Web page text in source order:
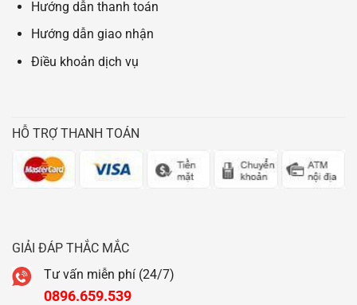
Hướng dẫn thanh toán
Hướng dẫn giao nhận
Điều khoản dịch vụ
HỖ TRỢ THANH TOÁN
GIẢI ĐÁP THẮC MẮC
Tư vấn miễn phí (24/7)
0896.659.539